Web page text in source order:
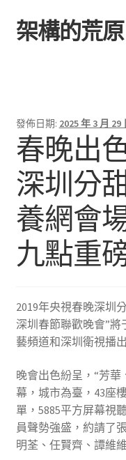
跳
至
跳
至
架構的荒原
發佈日期: 2025 年 3 月 29
春晚出
深圳分
養網會
九點重
2019年央視春晚深圳
深圳春節聯歡晚會”將
藝頻道和深圳衛視播出
晚會出色紛呈，“芳
幕，城市為臺，43座
單，5885平方屏幕視
員聲勢強盛，約請了
明荃、任賢齊、譚維